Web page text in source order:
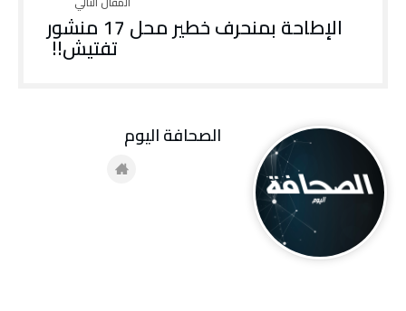
‬تفتيش‭ !!‬